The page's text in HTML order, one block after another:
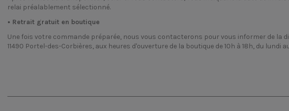
relai préalablement sélectionné.
• Retrait gratuit en boutique
Une fois votre commande préparée, nous vous contacterons pour vous informer de la
11490 Portel-des-Corbières, aux heures d'ouverture de la boutique de 10h à 18h, du lundi